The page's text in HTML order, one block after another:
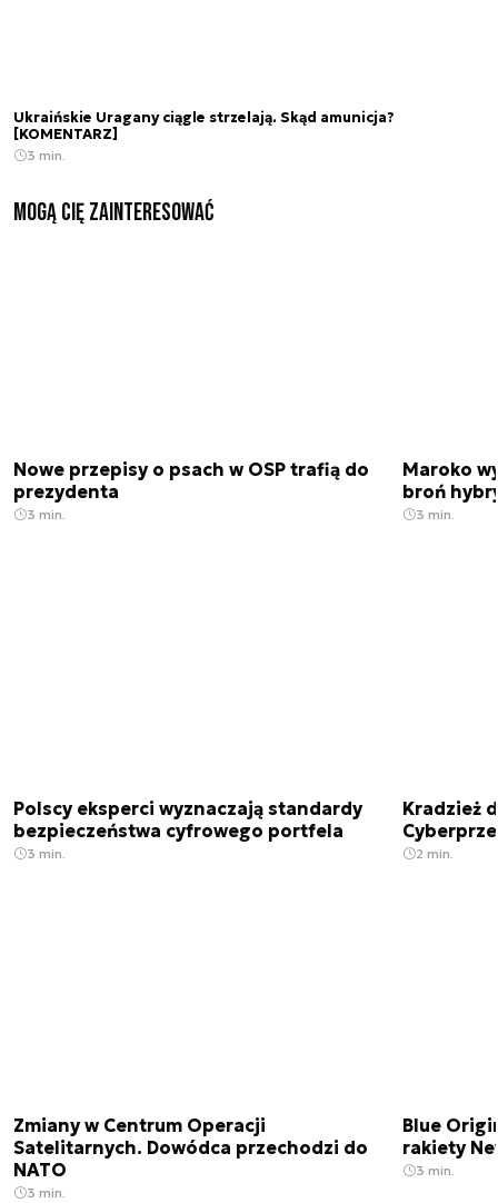
Ukraińskie Uragany ciągle strzelają. Skąd amunicja?
[KOMENTARZ]
3 min.
Mogą Cię zainteresować
Nowe przepisy o psach w OSP trafią do
prezydenta
3 min.
Maroko
broń
3 min.
Polscy eksperci wyznaczają standardy
bezpieczeństwa cyfrowego portfela
3 min.
Kradzież
2 min.
Zmiany w Centrum Operacji
Satelitarnych. Dowódca przechodzi do
NATO
3 min.
Blue
rakiety
3 min.